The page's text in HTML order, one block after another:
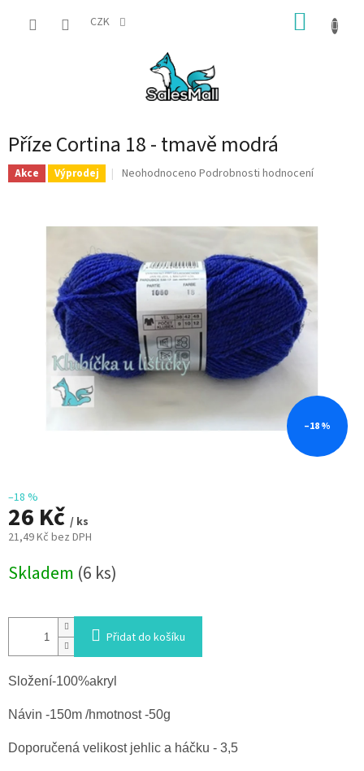
CZK
Příze Cortina 18 - tmavě modrá
Akce Výprodej
Průměrné
5
hvězdiček.
Neohodnoceno Podrobnosti hodnocení
–18 %
–18 %
26 Kč / ks
21,49 Kč bez DPH
cena:
Skladem (6 ks)
Přidat do košíku
Složení-100%akryl
Návin -150m /hmotnost -50g
Doporučená velikost jehlic a háčku - 3,5